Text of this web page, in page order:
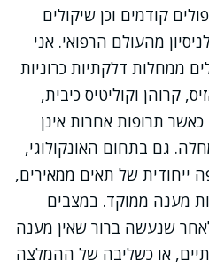
קודמים וכן שיקולים
מהעולם הרפואי. אני
ממחלות דלקתיות כרוניות
קרוהן וקוליטיס כיבית,
כאשר תרופות אחרות אינן
גם בתחום האונקולוגי,
ייחודית של תאים ממאירים,
מענה ממוקד. במצבים
שנעשה ברור שאין מענה
או כשליבה של ההמלצה